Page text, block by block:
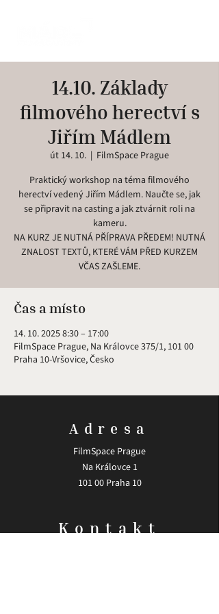
14.10. Základy
filmového herectví s
Jiřím Mádlem
út 14. 10.
  |
FilmSpace Prague
Praktický workshop na téma filmového
herectví vedený Jiřím Mádlem. Naučte se, jak
se připravit na casting a jak ztvárnit roli na
kameru.
NA KURZ JE NUTNÁ PŘÍPRAVA PŘEDEM! NUTNÁ
ZNALOST TEXTŮ, KTERÉ VÁM PŘED KURZEM
VČAS ZAŠLEME.
Čas a místo
14. 10. 2025 8:30 – 17:00
FilmSpace Prague, Na Královce 375/1, 101 00
Praha 10-Vršovice, Česko
Adresa
FilmSpace Prague
Na Královce 1
101 00 Praha 10
Kontakt